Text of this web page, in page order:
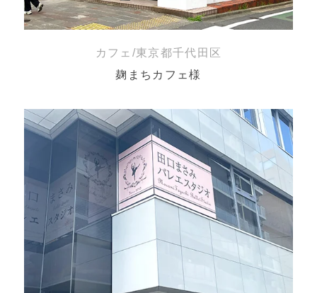
カフェ/東京都千代田区
麹まちカフェ様